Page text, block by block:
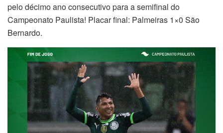
pelo décimo ano consecutivo para a semifinal do
Campeonato Paulista! Placar final: Palmeiras 1×0 São
Bernardo.